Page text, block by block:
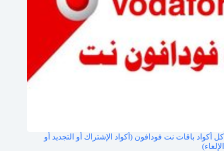
كل أكواد باقات نت فودافون (أكواد الإشتراك أو التجديد أو
الإلغاء)